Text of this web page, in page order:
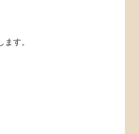
す。